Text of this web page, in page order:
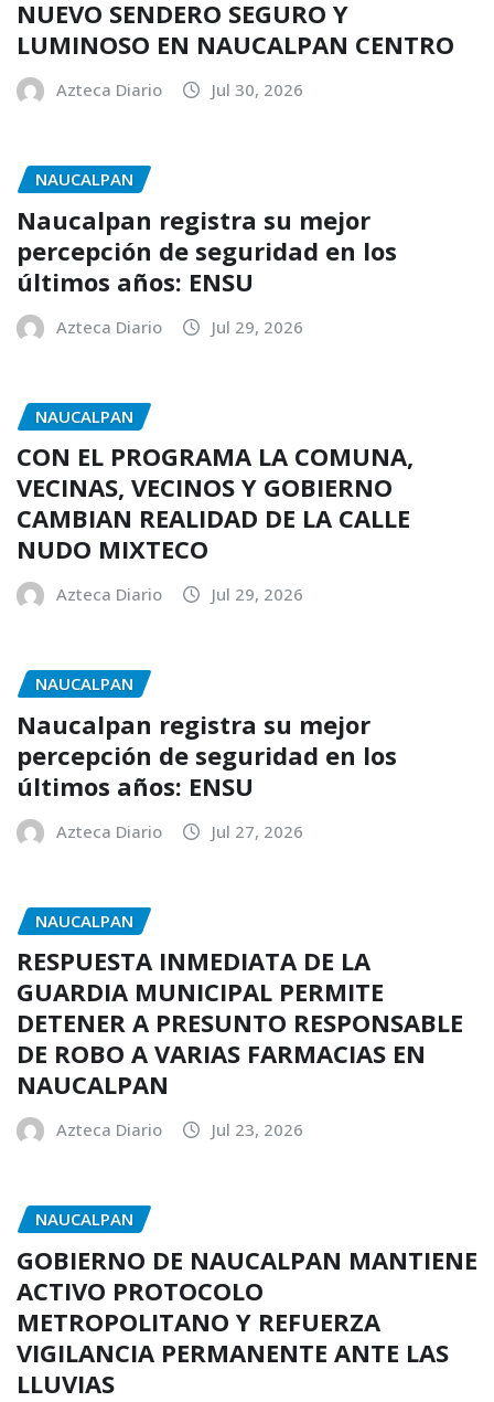
NUEVO SENDERO SEGURO Y
LUMINOSO EN NAUCALPAN CENTRO
Azteca Diario Jul 30, 2026
NAUCALPAN
Naucalpan registra su mejor
percepción de seguridad en los
últimos años: ENSU
Azteca Diario Jul 29, 2026
NAUCALPAN
CON EL PROGRAMA LA COMUNA,
VECINAS, VECINOS Y GOBIERNO
CAMBIAN REALIDAD DE LA CALLE
NUDO MIXTECO
Azteca Diario Jul 29, 2026
NAUCALPAN
Naucalpan registra su mejor
percepción de seguridad en los
últimos años: ENSU
Azteca Diario Jul 27, 2026
NAUCALPAN
RESPUESTA INMEDIATA DE LA
GUARDIA MUNICIPAL PERMITE
DETENER A PRESUNTO RESPONSABLE
DE ROBO A VARIAS FARMACIAS EN
NAUCALPAN
Azteca Diario Jul 23, 2026
NAUCALPAN
GOBIERNO DE NAUCALPAN MANTIENE
ACTIVO PROTOCOLO
METROPOLITANO Y REFUERZA
VIGILANCIA PERMANENTE ANTE LAS
LLUVIAS